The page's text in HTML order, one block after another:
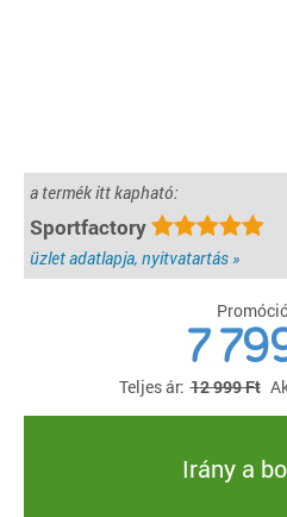
a termék itt kapható:
Sportfactory
üzlet adatlapja, nyitvatartás »
7
Teljes ár: 12 999 Ft
Irány a